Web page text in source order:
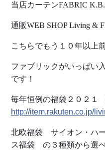
当店カーテンFABRIC
通販WEB SHOP Living &
こちらでもう１０年以上
ファブリックがいっぱい
です！
毎年恒例の福袋２０２１
http://item.rakuten.co.jp/
北欧福袋 サイオン・ハ
ス福袋 の３種類から選